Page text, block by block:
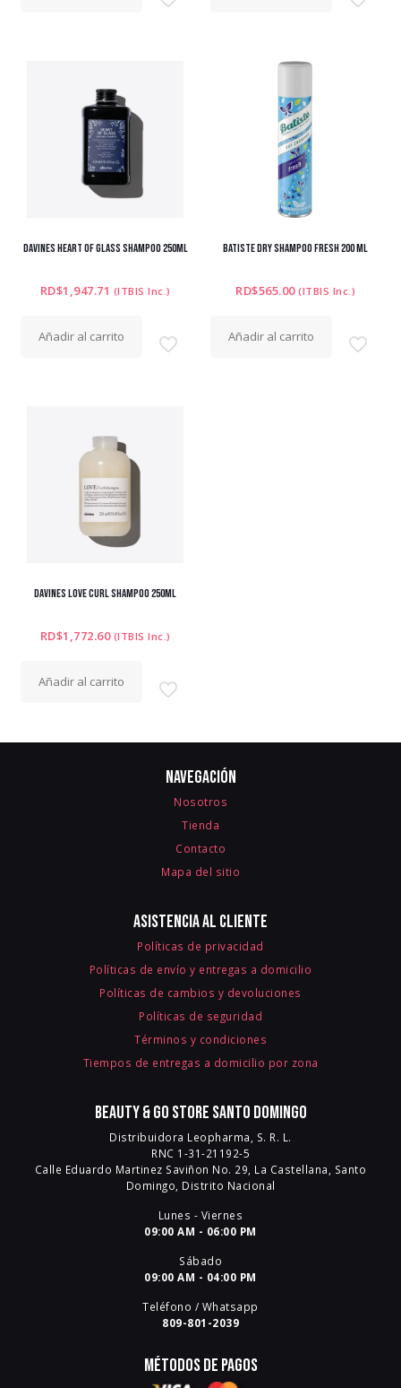
DAVINES HEART OF GLASS SHAMPOO 250ML
RD$1,947.71 (ITBIS Inc.)
Añadir al carrito
BATISTE DRY SHAMPOO FRESH 200 ML
RD$565.00 (ITBIS Inc.)
Añadir al carrito
DAVINES LOVE CURL SHAMPOO 250ML
RD$1,772.60 (ITBIS Inc.)
Añadir al carrito
Navegación
Nosotros
Tienda
Contacto
Mapa del sitio
Asistencia al cliente
Políticas de privacidad
Políticas de envío y entregas a domicilio
Políticas de cambios y devoluciones
Políticas de seguridad
Términos y condiciones
Tiempos de entregas a domicilio por zona
Beauty & Go Store Santo Domingo
Distribuidora Leopharma, S. R. L.
RNC 1-31-21192-5
Calle Eduardo Martinez Saviñon No. 29, La Castellana, Santo
Domingo, Distrito Nacional
Lunes - Viernes
09:00 AM - 06:00 PM
Sábado
09:00 AM - 04:00 PM
Teléfono / Whatsapp
809-801-2039
Métodos de pagos